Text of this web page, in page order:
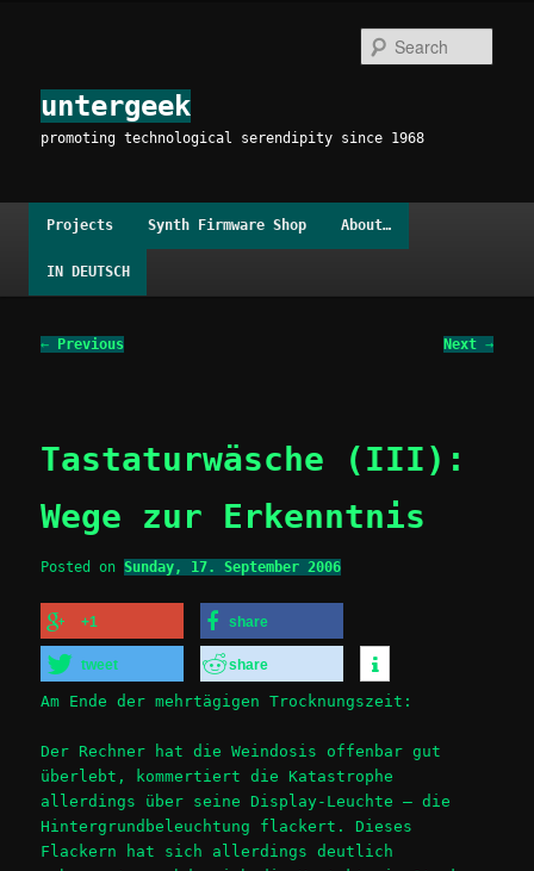
content
untergeek
promoting technological serendipity since 1968
Projects Synth Firmware Shop About…
IN DEUTSCH
Post
← Previous Next →
Tastaturwäsche (III):
Wege zur Erkenntnis
Posted onSunday, 17. September 2006
+1 share
tweet share
Am Ende der mehrtägigen Trocknungszeit:
Der Rechner hat die Weindosis offenbar gut
überlebt, kommertiert die Katastrophe
allerdings über seine Display-Leuchte – die
Hintergrundbeleuchtung flackert. Dieses
Flackern hat sich allerdings deutlich